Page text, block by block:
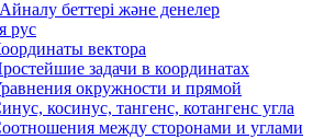
беттері және денелер
рус
вектора
задачи в координатах
окружности и прямой
косинус, тангенс, котангенс угла
между сторонами и углами